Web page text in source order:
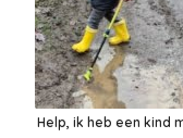
Help, ik heb een kind